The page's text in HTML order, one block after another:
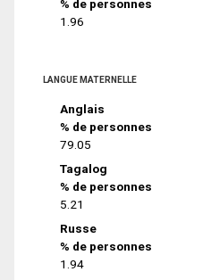
% de personnes
1.96
LANGUE MATERNELLE
Anglais
% de personnes
79.05
Tagalog
% de personnes
5.21
Russe
% de personnes
1.94